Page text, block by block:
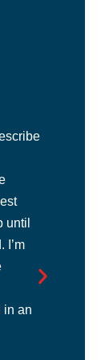
until
I’m
in an